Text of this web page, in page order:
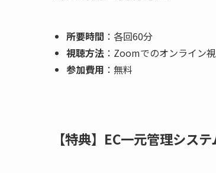
所要時間 ：各回60分
視聴方法 ：Zoomでのオンライン
参加費用 ：無料
【特典】EC一元管理シス